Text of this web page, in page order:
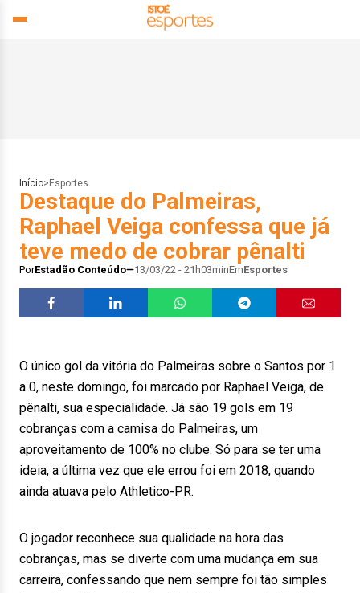
Início> Esportes
Destaque do Palmeiras,
Raphael Veiga confessa que já
teve medo de cobrar pênalti
PorEstadão Conteúdo 13/03/22 - 21h03minEmEsportes
O único gol da vitória do Palmeiras sobre o Santos por 1
a 0, neste domingo, foi marcado por Raphael Veiga, de
pênalti, sua especialidade. Já são 19 gols em 19
cobranças com a camisa do Palmeiras, um
aproveitamento de 100% no clube. Só para se ter uma
ideia, a última vez que ele errou foi em 2018, quando
ainda atuava pelo Athletico-PR.
O jogador reconhece sua qualidade na hora das
cobranças, mas se diverte com uma mudança em sua
carreira, confessando que nem sempre foi tão simples